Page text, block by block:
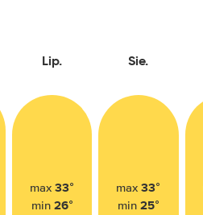
Lip.
max33°
min 26°
Sie.
max33°
min 25°